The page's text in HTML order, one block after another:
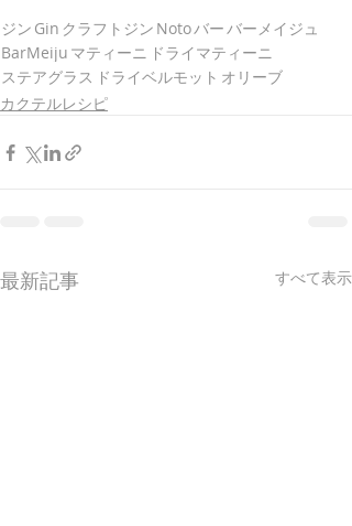
ジン Gin クラフトジン Notoバーバーメイジュ
BarMeiju マティーニ ドライマティーニ
ステアグラス ドライベルモット オリーブ
カクテルレシピ
最新記事 すべて表示